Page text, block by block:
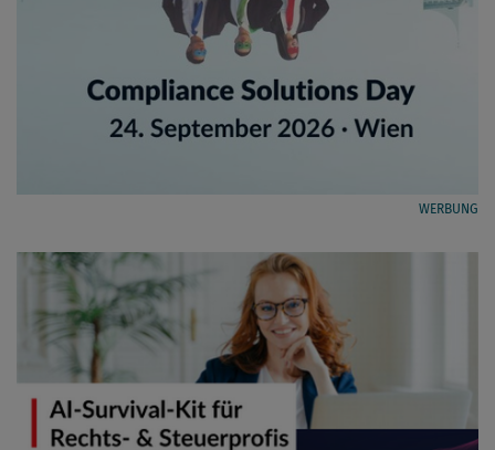
WERBUNG